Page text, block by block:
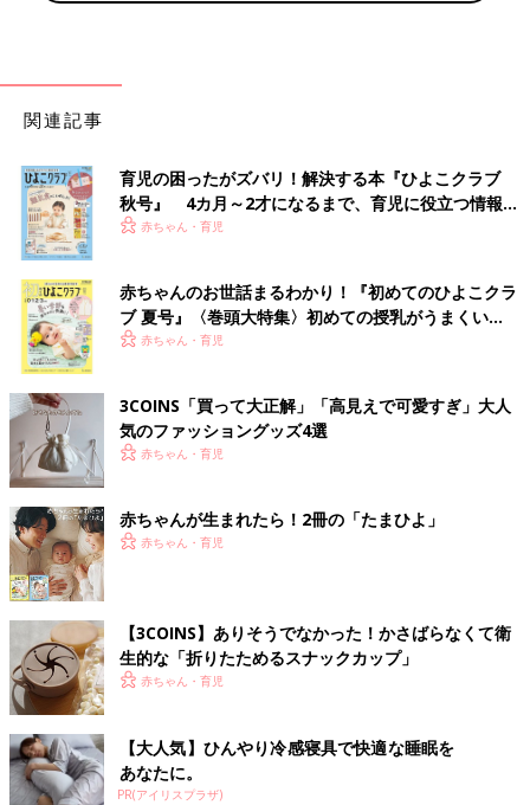
関連記事
育児の困ったがズバリ！解決する本『ひよこクラブ
秋号』 4カ月～2才になるまで、育児に役立つ情報が
いっぱい！
赤ちゃん・育児
赤ちゃんのお世話まるわかり！『初めてのひよこクラ
ブ 夏号』〈巻頭大特集〉初めての授乳がうまくい
く！ おっぱい・ミルクの基本と夏のトラブル 解決テ
赤ちゃん・育児
3COINS「買って大正解」「高見えで可愛すぎ」大人
気のファッショングッズ4選
赤ちゃん・育児
赤ちゃんが生まれたら！2冊の「たまひよ」
赤ちゃん・育児
【3COINS】ありそうでなかった！かさばらなくて衛
生的な「折りたためるスナックカップ」
赤ちゃん・育児
【大人気】ひんやり冷感寝具で快適な睡眠を
あなたに。
PR(アイリスプラザ)